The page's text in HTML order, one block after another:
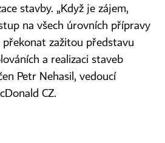
stavby. „Když je zájem,
na všech úrovních přípravy
překonat zažitou představu
a realizaci staveb
Petr Nehasil, vedoucí
CZ.